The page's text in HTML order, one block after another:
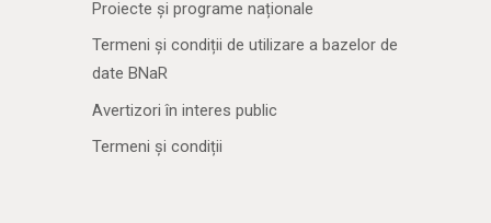
Proiecte și programe naționale
Termeni și condiții de utilizare a bazelor de
date BNaR
Avertizori în interes public
Termeni și condiții